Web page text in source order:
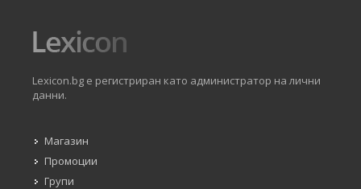
Lexicon.bg е регистриран като администратор на лични
данни.
Магазин
Промоции
Групи